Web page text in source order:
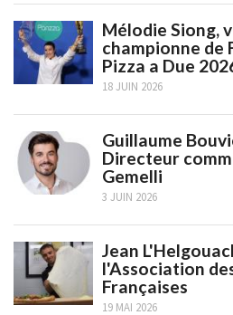
Mélodie Siong,
championne de
Pizza a Due
18 JUIN 2026
Guillaume
Directeur
Gemelli
3 JUIN 2026
Jean
l'Association
Françaises
19 MAI 2026